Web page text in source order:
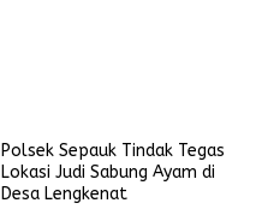
Polsek Sepauk Tindak Tegas
Lokasi Judi Sabung Ayam di
Desa Lengkenat